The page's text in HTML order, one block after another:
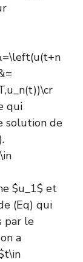
qui
solution de
$u_1$ et
(Eq) qui
par le
a